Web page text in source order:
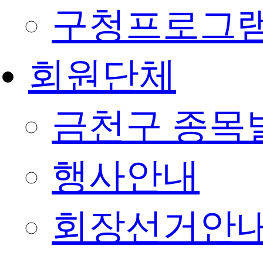
구청프로그
회원단체
금천구 종목
행사안내
회장선거안